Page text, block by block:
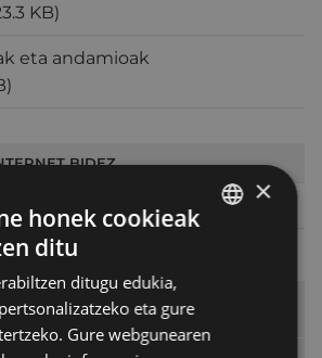
KB)
eta andamioak
)
BIDEZ
zerbitzuak
×
honek cookieak
ditu
ditugu edukia,
eta gure
Gure webgunearen